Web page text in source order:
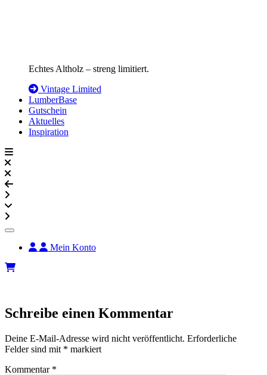
Echtes Altholz – streng limitiert.
Vintage Limited
LumberBase
Gutschein
Aktuelles
Inspiration
Mein Konto
Schreibe einen Kommentar
Deine E-Mail-Adresse wird nicht veröffentlicht. Erforderliche
Felder sind mit * markiert
Kommentar *